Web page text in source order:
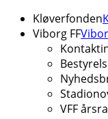
Kløverfonden
Viborg FF
VFF